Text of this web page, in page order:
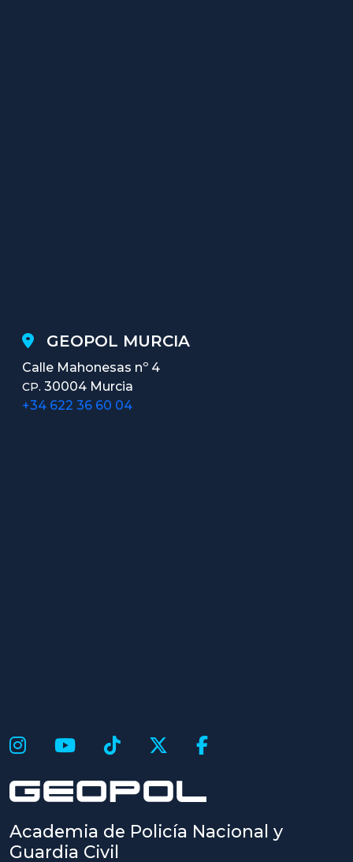
GEOPOL MURCIA
Calle Mahonesas nº 4
CP. 30004 Murcia
+34 622 36 60 04
Academia de Policía Nacional y
Guardia Civil